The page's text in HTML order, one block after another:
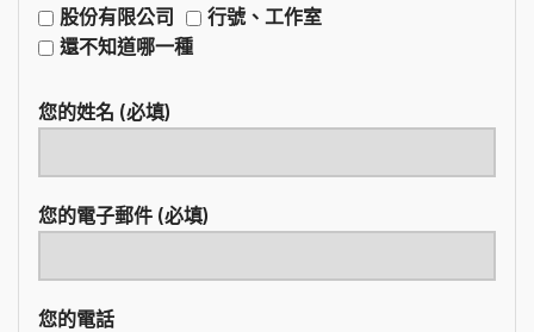
股份有限公司
行號、工作室
還不知道哪一種
您的姓名 (必填)
您的電子郵件 (必填)
您的電話